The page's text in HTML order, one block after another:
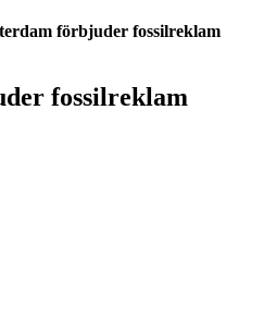
förbjuder fossilreklam
fossilreklam